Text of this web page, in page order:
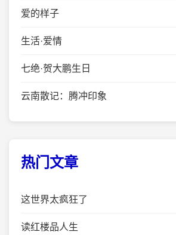
爱的样子
生活·爱情
七绝·贺大鹏生日
云南散记：腾冲印象
热门文章
这世界太疯狂了
读红楼品人生